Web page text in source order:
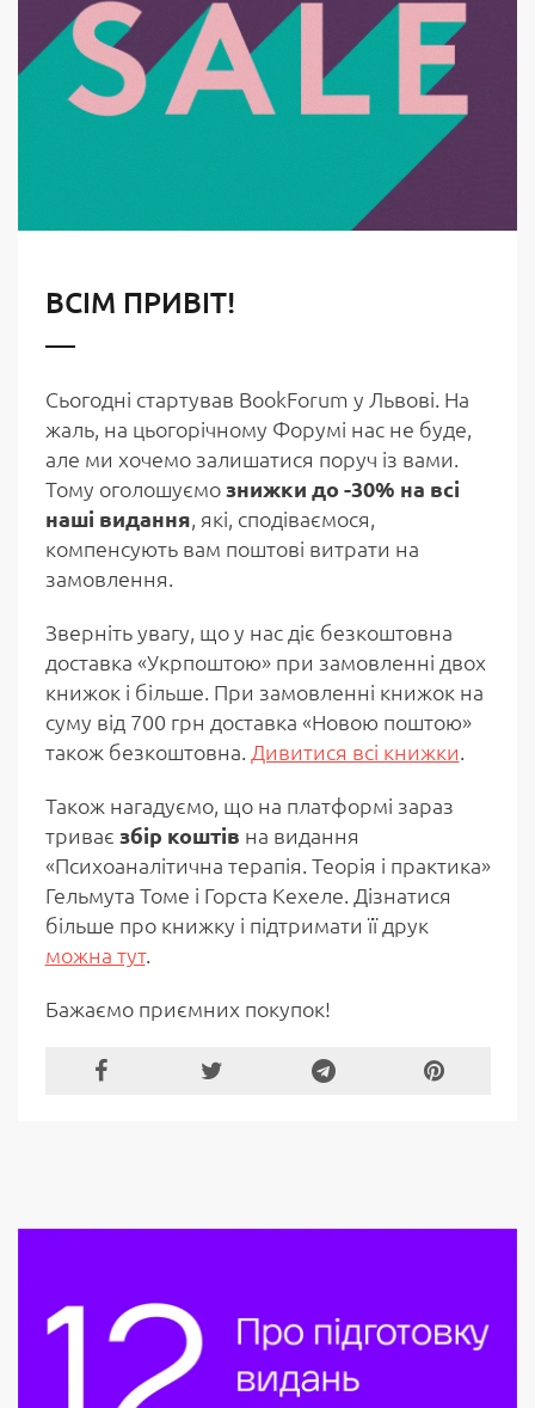
ВСІМ ПРИВІТ!
Сьогодні стартував BookForum у Львові. На
жаль, на цьогорічному Форумі нас не буде,
але ми хочемо залишатися поруч із вами.
Тому оголошуємознижки до -30% на всі
наші видання, які, сподіваємося,
компенсують вам поштові витрати на
замовлення.
Зверніть увагу, що у нас діє безкоштовна
доставка «Укрпоштою» при замовленні двох
книжок і більше. При замовленні книжок на
суму від 700 грн доставка «Новою поштою»
також безкоштовна. Дивитися всі книжки.
Також нагадуємо, що на платформі зараз
триває збір коштів на видання
«Психоаналітична терапія. Теорія і практика»
Гельмута Томе і Горста Кехеле. Дізнатися
більше про книжку і підтримати її друк
можна тут.
Бажаємо приємних покупок!